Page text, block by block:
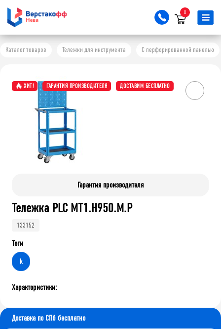
0
Каталог товаров Тележки для инструмента С перфорированной панелью
ХИТ! ГАРАНТИЯ ПРОИЗВОДИТЕЛЯ ДОСТАВИМ БЕСПЛАТНО
Гарантия производителя
Тележка PLC МT1.H950.М.Р
133152
Теги
k
Характеристики:
Доставка по СПб бесплатно